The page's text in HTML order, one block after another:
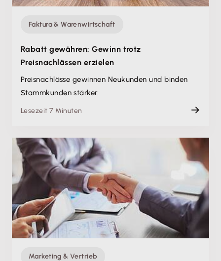
Faktura & Warenwirtschaft
Rabatt gewähren: Gewinn trotz
Preisnachlässen erzielen
Preisnachlässe gewinnen Neukunden und binden
Stammkunden stärker.
Lesezeit 7 Minuten
Marketing & Vertrieb